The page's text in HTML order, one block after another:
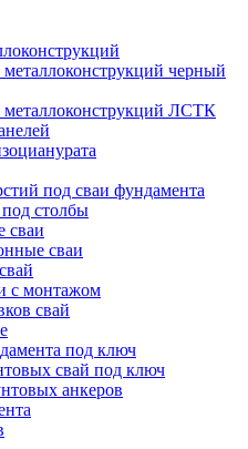
металлоконструкций черный
металлоконструкций ЛСТК
под сваи фундамента
столбы
сваи
сваи
с монтажом
свай
под ключ
свай под ключ
анкеров